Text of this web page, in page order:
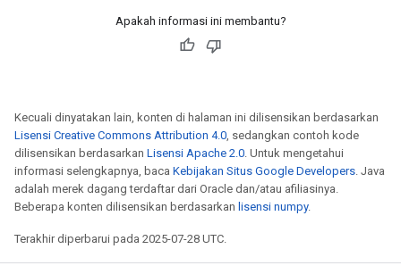
Apakah informasi ini membantu?
Kecuali dinyatakan lain, konten di halaman ini dilisensikan berdasarkan
Lisensi Creative Commons Attribution 4.0, sedangkan contoh kode
dilisensikan berdasarkan Lisensi Apache 2.0. Untuk mengetahui
informasi selengkapnya, baca Kebijakan Situs Google Developers. Java
adalah merek dagang terdaftar dari Oracle dan/atau afiliasinya.
Beberapa konten dilisensikan berdasarkan lisensi numpy.
Terakhir diperbarui pada 2025-07-28 UTC.